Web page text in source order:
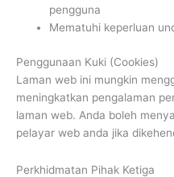
pengguna
Mematuhi keperluan
Penggunaan Kuki (Cookies)
Laman web ini mungkin
meningkatkan pengalaman
laman web. Anda boleh
pelayar web anda jika
Perkhidmatan Pihak Ketiga